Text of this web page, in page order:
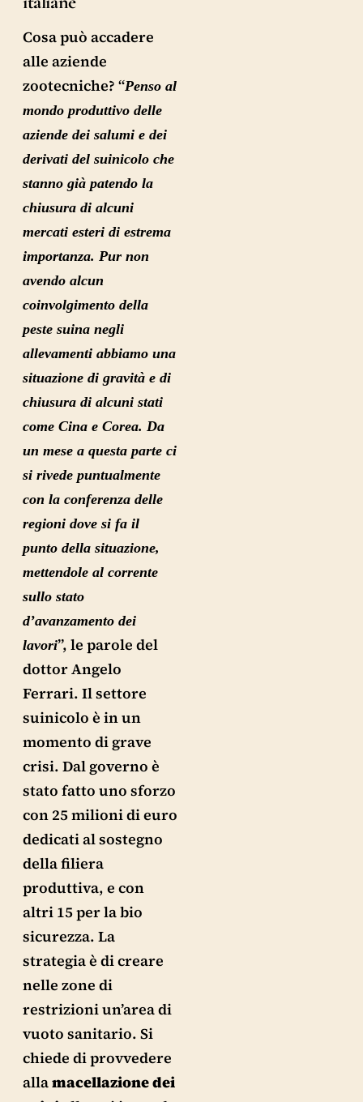
Cosa può accadere
alle aziende
zootecniche? “Penso al
mondo produttivo delle
aziende dei salumi e dei
derivati del suinicolo che
stanno già patendo la
chiusura di alcuni
mercati esteri di estrema
importanza. Pur non
avendo alcun
coinvolgimento della
peste suina negli
allevamenti abbiamo una
situazione di gravità e di
chiusura di alcuni stati
come Cina e Corea. Da
un mese a questa parte ci
si rivede puntualmente
con la conferenza delle
regioni dove si fa il
punto della situazione,
mettendole al corrente
sullo stato
d’avanzamento dei
lavori”, le parole del
dottor Angelo
Ferrari. Il settore
suinicolo è in un
momento di grave
crisi. Dal governo è
stato fatto uno sforzo
con 25 milioni di euro
dedicati al sostegno
della filiera
produttiva, e con
altri 15 per la bio
sicurezza. La
strategia è di creare
nelle zone di
restrizioni un’area di
vuoto sanitario. Si
chiede di provvedere
allamacellazione dei